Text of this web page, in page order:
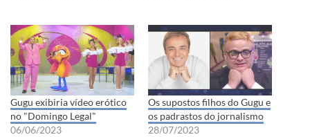
Gugu exibiria vídeo erótico
no "Domingo Legal"
06/06/2023
Os supostos filhos do Gugu e
os padrastos do jornalismo
28/07/2023